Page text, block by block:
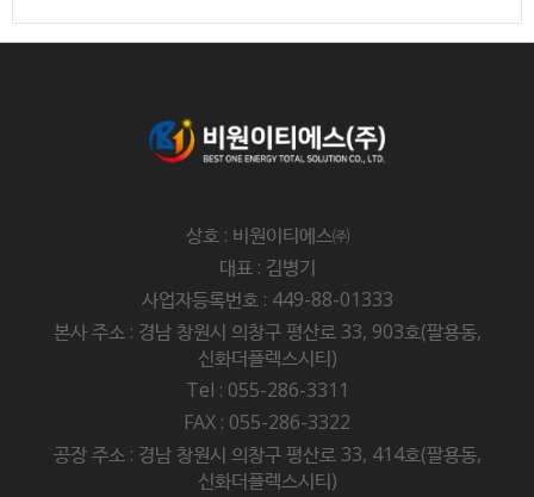
상호 : 비원이티에스㈜
대표 : 김병기
사업자등록번호 : 449-88-01333
본사 주소 : 경남 창원시 의창구 평산로 33, 903호(팔용동,
신화더플렉스시티)
Tel : 055-286-3311
FAX : 055-286-3322
공장 주소 : 경남 창원시 의창구 평산로 33, 414호(팔용동,
신화더플렉스시티)